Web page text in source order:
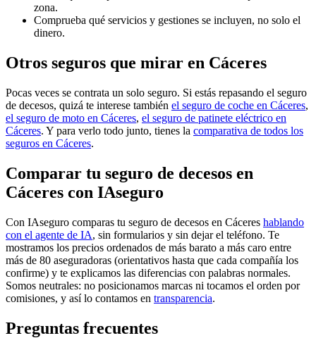
zona.
Comprueba qué servicios y gestiones se incluyen, no solo el
dinero.
Otros seguros que mirar en Cáceres
Pocas veces se contrata un solo seguro. Si estás repasando el seguro
de decesos, quizá te interese también el seguro de coche en Cáceres,
el seguro de moto en Cáceres, el seguro de patinete eléctrico en
Cáceres. Y para verlo todo junto, tienes la comparativa de todos los
seguros en Cáceres.
Comparar tu seguro de decesos en
Cáceres con IAseguro
Con IAseguro comparas tu seguro de decesos en Cáceres hablando
con el agente de IA, sin formularios y sin dejar el teléfono. Te
mostramos los precios ordenados de más barato a más caro entre
más de 80 aseguradoras (orientativos hasta que cada compañía los
confirme) y te explicamos las diferencias con palabras normales.
Somos neutrales: no posicionamos marcas ni tocamos el orden por
comisiones, y así lo contamos en transparencia.
Preguntas frecuentes